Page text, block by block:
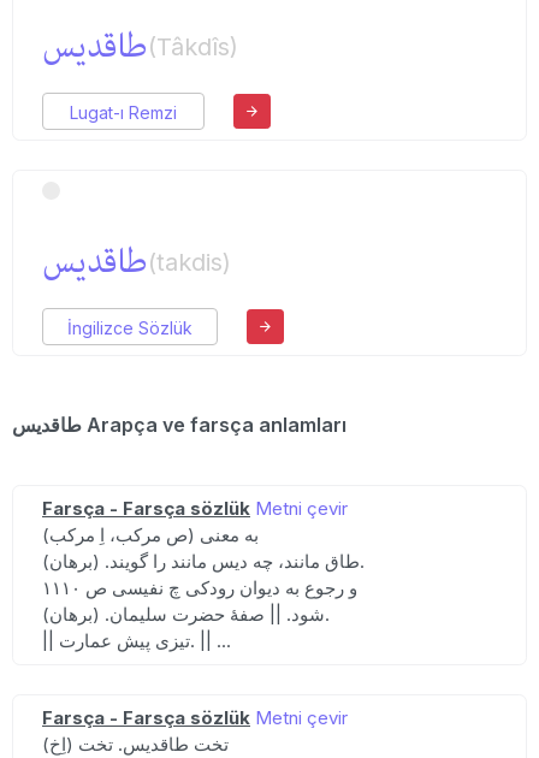
طاقدیس(Tâkdîs)
Lugat-ı Remzi
طاقدیس(takdis)
İngilizce Sözlük
طاقدیس Arapça ve farsça anlamları
Farsça - Farsça sözlük Metni çevir
(ص مرکب، اِ مرکب) به معنی
طاق مانند، چه دیس مانند را گویند. (برهان).
و رجوع به دیوان رودکی چ نفیسی ص ۱۱۱۰
شود. || صفهٔ حضرت سلیمان. (برهان).
|| تیزی پیش عمارت. || ...
Farsça - Farsça sözlük Metni çevir
(اِخ) تخت طاقدیس. تخت